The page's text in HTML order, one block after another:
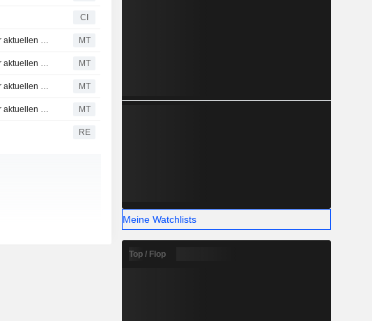
CI
Pepsico-Insider verkaufte Aktien im Wert von $1.498.352, laut einer aktuellen SEC-Anmeldung MT
Pepsico-Insider verkaufte Aktien im Wert von $1.543.308, laut einer aktuellen SEC-Anmeldung MT
Pepsico-Insider verkaufte Aktien im Wert von $7.744.890, laut einer aktuellen SEC-Anmeldung MT
Pepsico-Insider verkaufte Aktien im Wert von $1.181.287, laut einer aktuellen SEC-Anmeldung MT
RE
Meine Watchlists
Top / Flop